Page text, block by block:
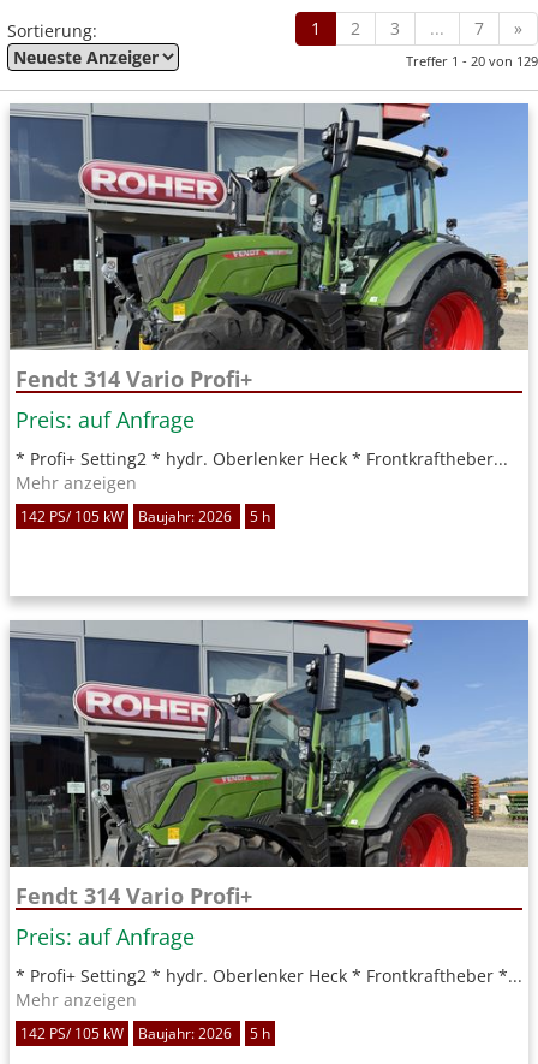
Sortierung: 1 2 3 ... 7 »
Treffer 1 - 20 von 129
Fendt 314 Vario Profi+
Preis: auf Anfrage
* Profi+ Setting2 * hydr. Oberlenker Heck * Frontkraftheber...
Mehr anzeigen
142 PS/ 105 kW Baujahr: 2026 5 h
Fendt 314 Vario Profi+
Preis: auf Anfrage
* Profi+ Setting2 * hydr. Oberlenker Heck * Frontkraftheber *...
Mehr anzeigen
142 PS/ 105 kW Baujahr: 2026 5 h